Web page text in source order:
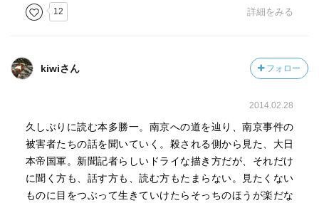
られるか？と聞かれたら、信じられないと答えると思う。
当時にもし私が生きていて、内地で兵士たちの帰りを待っ
とは思わなかっただろうし、聞かされても信じなかっただ
ろう。これは人間のやることではない。蚩尤ですらこんな
恐ろしいのが、こういった虐殺行為が杭州上陸直後から行
われていたということだ。上海での激戦が続く中であった
が、杭州に派遣された兵士たちは死と隣り合わせであるよ
うな悲惨な戦いの渦中でもなかったはずだし、飢餓状態に
陥っていたわけでもない。中国人達を目の前にして急に人
12 詳細をみる
kiwiさん フォロー
2014.02.28
久しぶりに読む本多勝一。南京への道を辿り、南京事件の
被害者たちの話を聞いていく。殺される側から見た、大日
本帝国軍。新聞記者らしいドライな描き方だが、それだけ
に聞く方も、話す方も、読む方もたまらない。見たくない
ものに目をつぶって生きていけたらそっちのほうが楽だな